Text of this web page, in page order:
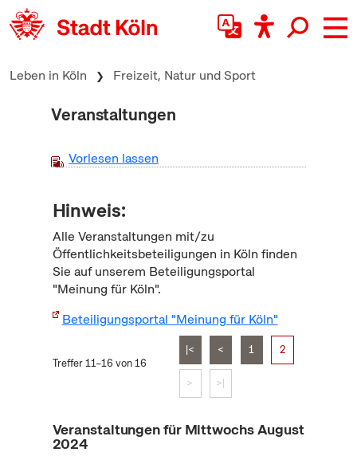
zum Inhalt springen
Leben in Köln Freizeit, Natur und Sport
Veranstaltungen
Vorlesen lassen
Hinweis:
Alle Veranstaltungen mit/zu
Öffentlichkeitsbeteiligungen in Köln finden
Sie auf unserem Beteiligungsportal
"Meinung für Köln".
Beteiligungsportal "Meinung für Köln"
Treffer 11–16 von 16
|< < 1 2
> >|
Veranstaltungen für Mittwochs August
2024